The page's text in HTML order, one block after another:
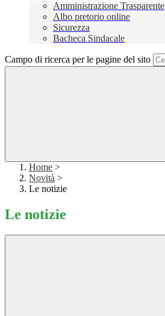
Amministrazione Trasparente
Albo pretorio online
Sicurezza
Bacheca Sindacale
Campo di ricerca per le pagine del sito
Home >
Novità >
Le notizie
Le notizie